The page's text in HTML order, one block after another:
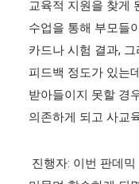
교육적 지원을 찾게
수업을 통해 부모들
카드나 시험 결과,
피드백 정도가 있는
받아들이지 못할 경
의존하게 되고 사교
진행자: 이번 판데